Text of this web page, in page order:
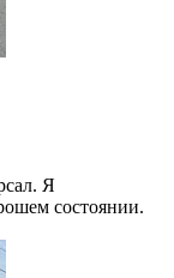
Я
состоянии.